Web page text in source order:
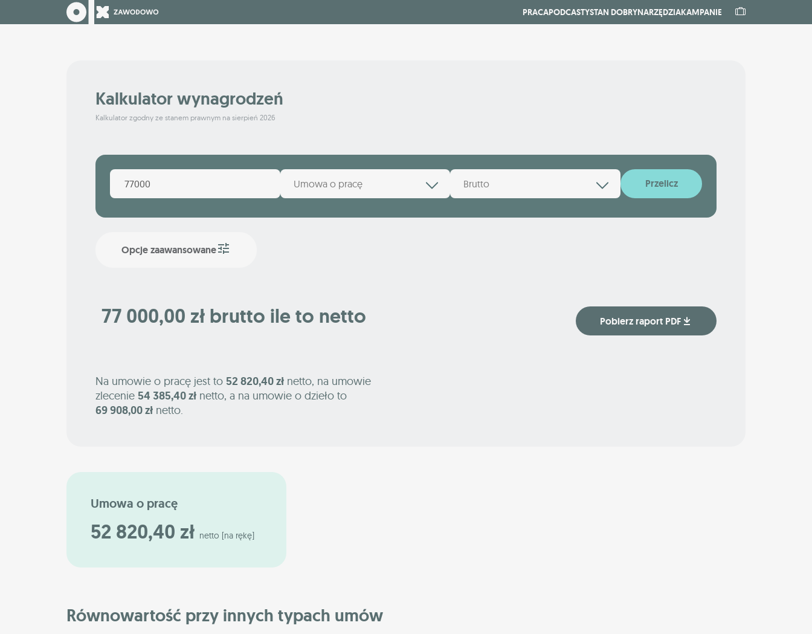
PRACAPODCASTYSTAN DOBRYNARZĘDZIAKAMPANIE
Kalkulator wynagrodzeń
Kalkulator zgodny ze stanem prawnym na sierpień 2026
Umowa o pracę Brutto Przelicz
Opcje zaawansowane
77 000,00 zł brutto ile to netto Pobierz raport PDF
Na umowie o pracę jest to 52 820,40 zł netto, na umowie
zlecenie 54 385,40 zł netto, a na umowie o dzieło to
69 908,00 zł netto.
Umowa o pracę
52 820,40 zł netto [na rękę]
Równowartość przy innych typach umów